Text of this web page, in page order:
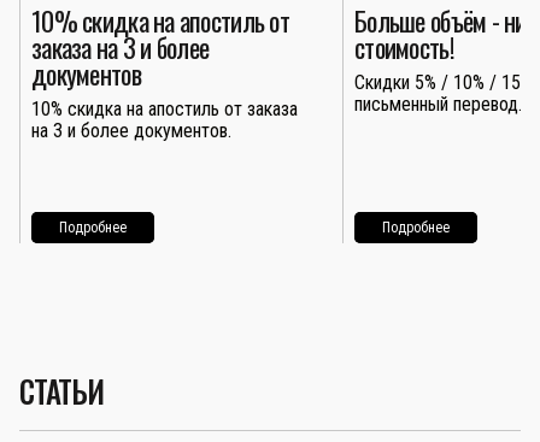
10% скидка на апостиль от
заказа на 3 и более
документов
10% скидка на апостиль от заказа
на 3 и более документов.
Подробнее
Больше объём -
стоимость!
Скидки 5% / 10% / 15%
письменный перевод.
Подробнее
СТАТЬИ